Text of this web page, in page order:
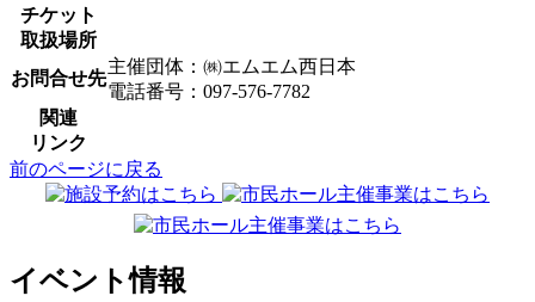
チケット
取扱場所
お問合せ先
主催団体：㈱エムエム西日本
電話番号：097-576-7782
関連
リンク
前のページに戻る
イベント情報